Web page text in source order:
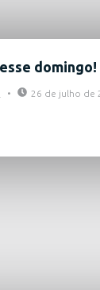
domingo!
26 de julho de